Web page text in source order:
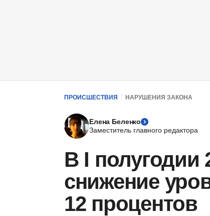
ПРОИСШЕСТВИЯ НАРУШЕНИЯ ЗАКОНА
Елена Беленко
Заместитель главного редактора
В I полугодии
снижение
12 процентов